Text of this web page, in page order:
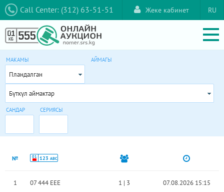
Call Center: (312) 63-51-51 RU
Жеке кабинет
МАКАМЫ
Пландалган
АЙМАГЫ
Бүткүл аймактар
САНДАР СЕРИЯСЫ
№ 01 123 ABC
1 07 444 EEE 1 | 3 07.08.2026 15:15